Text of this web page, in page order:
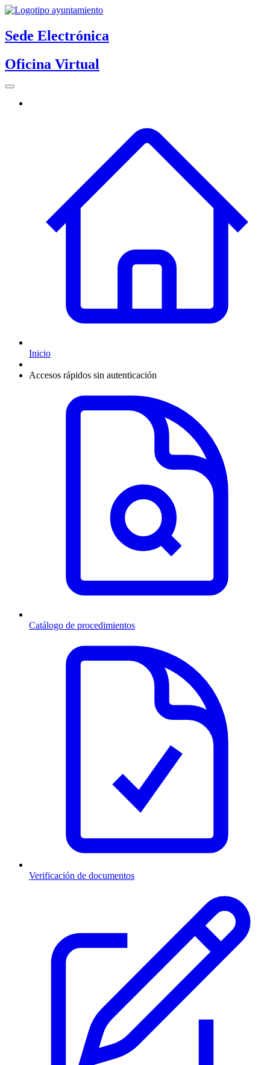
Sede Electrónica
Oficina Virtual
Inicio
Accesos rápidos sin autenticación
Catálogo de procedimientos
Verificación de documentos